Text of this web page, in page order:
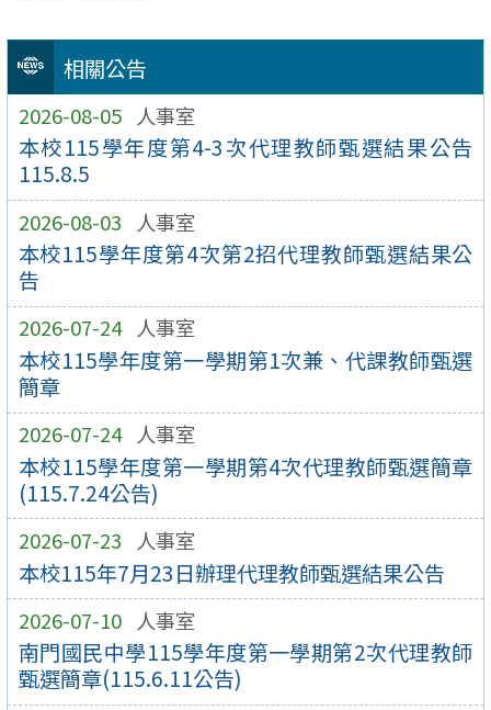
相關公告
2026-08-05 人事室
本校115學年度第4-3次代理教師甄選結果公告
115.8.5
2026-08-03 人事室
本校115學年度第4次第2招代理教師甄選結果公
告
2026-07-24 人事室
本校115學年度第一學期第1次兼、代課教師甄選
簡章
2026-07-24 人事室
本校115學年度第一學期第4次代理教師甄選簡章
(115.7.24公告)
2026-07-23 人事室
本校115年7月23日辦理代理教師甄選結果公告
2026-07-10 人事室
南門國民中學115學年度第一學期第2次代理教師
甄選簡章(115.6.11公告)